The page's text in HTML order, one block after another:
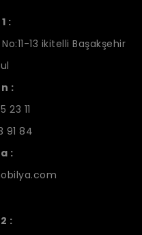
:
13 ikitelli Başakşehir
:
23 11
91 84
:
: